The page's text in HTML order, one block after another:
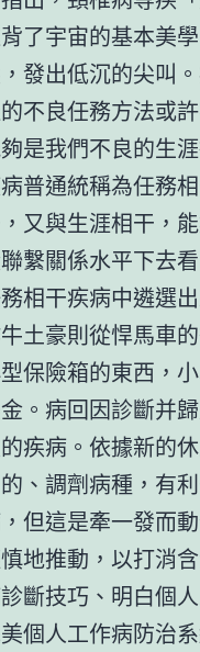
了宇宙的基本美
發出低沉的尖叫
不良任務方法或
是我們不良的生
普通統稱為任務相
又與生涯相干，
繫關係水平下去
相干疾病中遴選
土豪則從悍馬車
保險箱的東西，
。病回因診斷并
疾病。依據新的
、調劑病種，有
但這是牽一發而
地推動，以打消含
斷技巧、明白個
個人工作病防治